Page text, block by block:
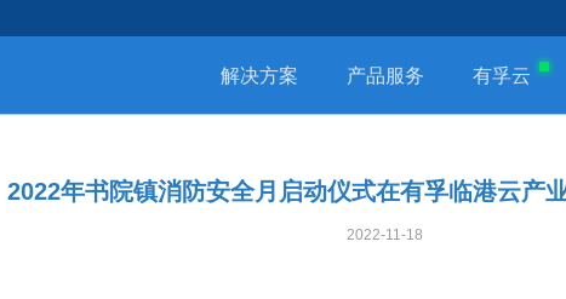
解决方案 产品服务 有孚云
2022年书院镇消防安全月启动仪式在有孚临港云产
2022-11-18